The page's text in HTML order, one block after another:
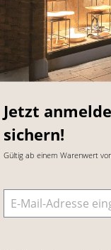
Jetzt
sichern!
Gültig ab einem Warenwert
E-Mail-Adresse